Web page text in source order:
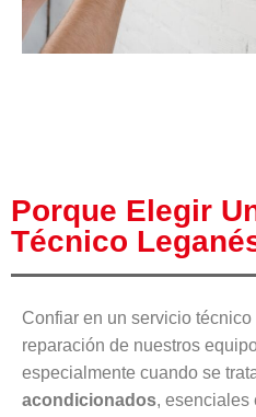
Porque Elegir
Técnico
Confiar en un servicio
reparación de nuestros
especialmente cuando se
acondicionados, esenciales